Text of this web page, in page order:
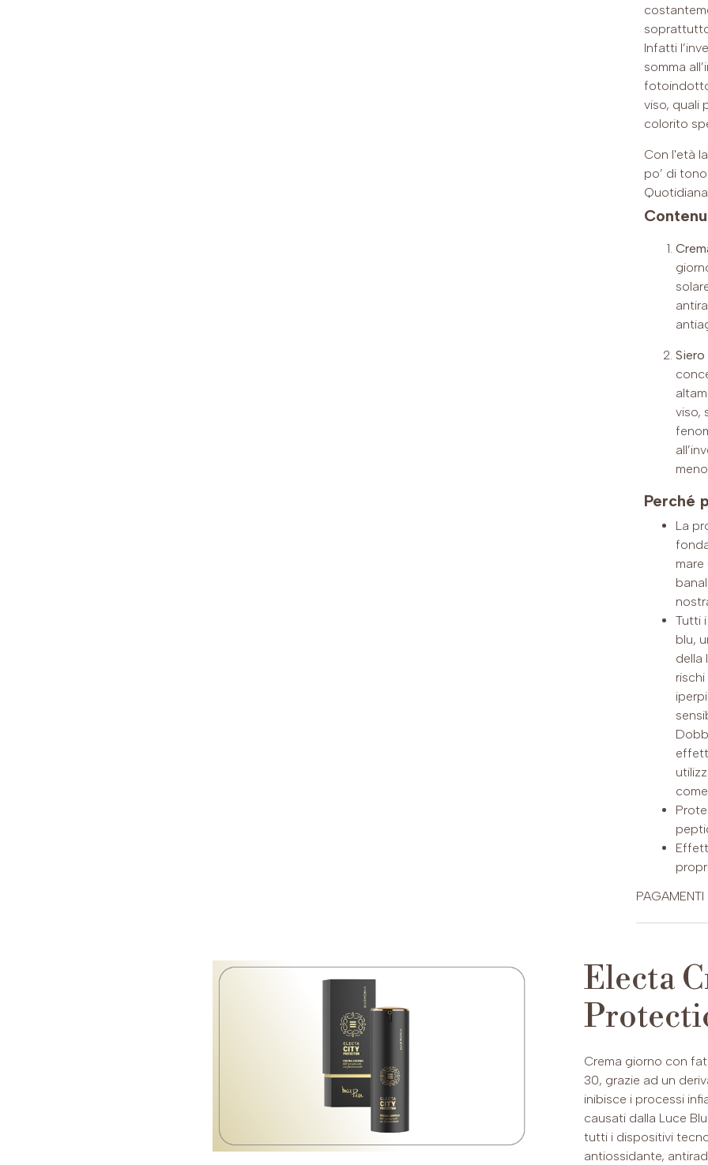
Infatti
somma
viso, quali
colorito
Con l'età
po’ di
Siero
viso,
Perché
La
Tutti
blu,
della
Routine
Tutti
di
PAGAMENTI
PAYPAL
Electa
Crema giorno con
30, grazie ad un
inibisce i processi
causati dalla Luce
tutti i dispositivi
antiossidante,